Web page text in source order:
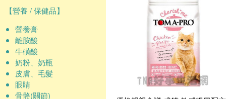
【營養 / 保健品】
營養膏
離胺酸
牛磺酸
奶粉、奶瓶
皮膚、毛髮
眼睛
骨骼(關節)